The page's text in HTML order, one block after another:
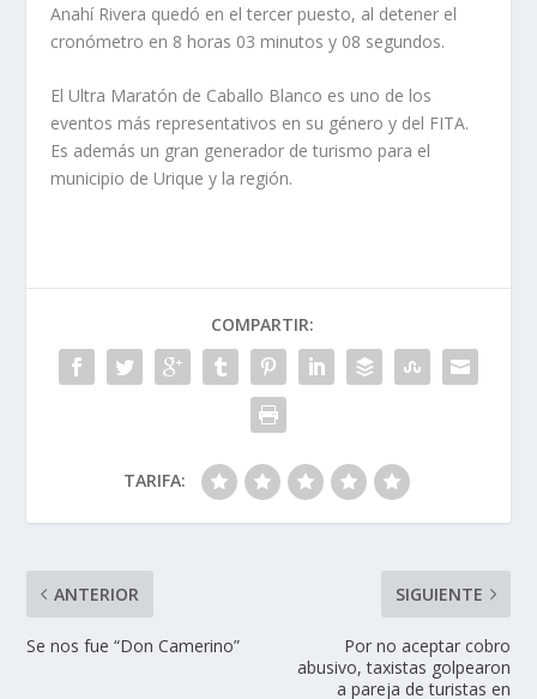
Anahí Rivera quedó en el tercer puesto, al detener el
cronómetro en 8 horas 03 minutos y 08 segundos.
El Ultra Maratón de Caballo Blanco es uno de los
eventos más representativos en su género y del FITA.
Es además un gran generador de turismo para el
municipio de Urique y la región.
COMPARTIR:
TARIFA:
ANTERIOR
Se nos fue “Don Camerino”
SIGUIENTE
Por no aceptar cobro
abusivo, taxistas golpearon
a pareja de turistas en